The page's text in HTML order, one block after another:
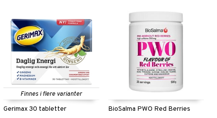
Finnes i flere varianter
Gerimax 30 tabletter BioSalma PWO Red Berries